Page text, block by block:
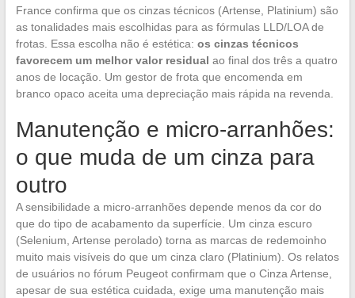
France confirma que os cinzas técnicos (Artense, Platinium) são
as tonalidades mais escolhidas para as fórmulas LLD/LOA de
frotas. Essa escolha não é estética: os cinzas técnicos
favorecem um melhor valor residual ao final dos três a quatro
anos de locação. Um gestor de frota que encomenda em
branco opaco aceita uma depreciação mais rápida na revenda.
Manutenção e micro-arranhões:
o que muda de um cinza para
outro
A sensibilidade a micro-arranhões depende menos da cor do
que do tipo de acabamento da superfície. Um cinza escuro
(Selenium, Artense perolado) torna as marcas de redemoinho
muito mais visíveis do que um cinza claro (Platinium). Os relatos
de usuários no fórum Peugeot confirmam que o Cinza Artense,
apesar de sua estética cuidada, exige uma manutenção mais